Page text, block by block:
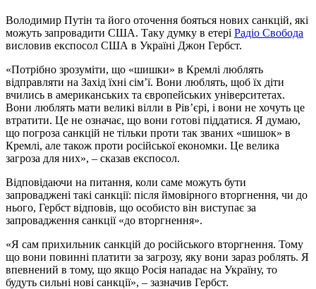
Володимир Путін та його оточення бояться нових санкцій, які
можуть запровадити США. Таку думку в етері Радіо Свобода
висловив експосол США в Україні Джон Гербст.
«Потрібно зрозуміти, що «шишки» в Кремлі люблять
відправляти на Захід їхні сім’ї. Вони люблять, щоб їх діти
вчились в американських та європейських університетах.
Вони люблять мати великі вілли в Рів’єрі, і вони не хочуть це
втратити. Це не означає, що вони готові піддатися. Я думаю,
що погроза санкцій не тільки проти так званих «шишок» в
Кремлі, але також проти російської економки. Це велика
загроза для них», – сказав експосол.
Відповідаючи на питання, коли саме можуть бути
запроваджені такі санкції: після ймовірного вторгнення, чи до
нього, Гербст відповів, що особисто він виступає за
запровадження санкції «до вторгнення».
«Я сам прихильник санкцій до російського вторгнення. Тому
що вони повинні платити за загрозу, яку вони зараз роблять. Я
впевнений в тому, що якщо Росія нападає на Україну, то
будуть сильні нові санкції», – зазначив Гербст.